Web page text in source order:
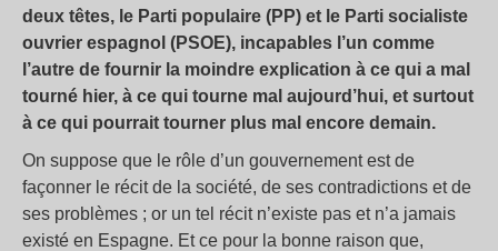
deux têtes, le Parti populaire (PP) et le Parti socialiste
ouvrier espagnol (PSOE), incapables l’un comme
l’autre de fournir la moindre explication à ce qui a mal
tourné hier, à ce qui tourne mal aujourd’hui, et surtout
à ce qui pourrait tourner plus mal encore demain.
On suppose que le rôle d’un gouvernement est de
façonner le récit de la société, de ses contradictions et de
ses problèmes ; or un tel récit n’existe pas et n’a jamais
existé en Espagne. Et ce pour la bonne raison que,